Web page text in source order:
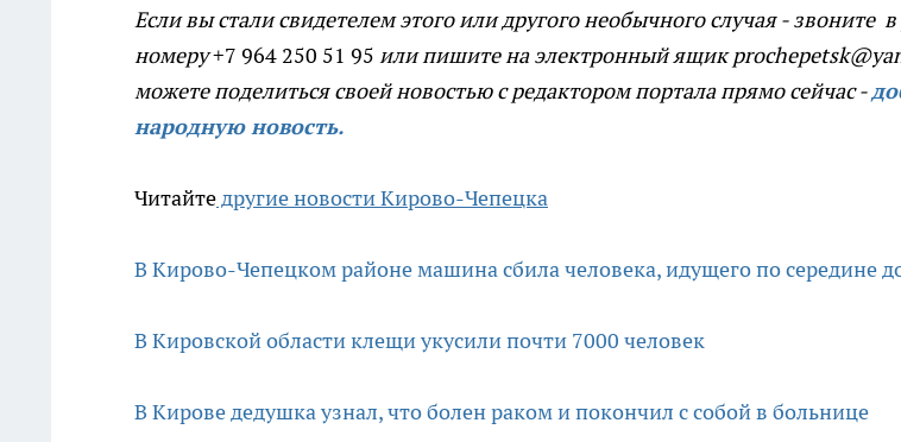
Если вы стали свидетелем этого или другого необычного случая - звоните
номеру+7 964 250 51 95 или пишите на электронный ящик
можете поделиться своей новостью с редактором портала прямо сейчас -
народную новость.
Читайтедругие новости Кирово-Чепецка
В Кирово-Чепецком районе машина сбила человека, идущего по середине
В Кировской области клещи укусили почти 7000 человек
В Кирове дедушка узнал, что болен раком и покончил с собой в больнице